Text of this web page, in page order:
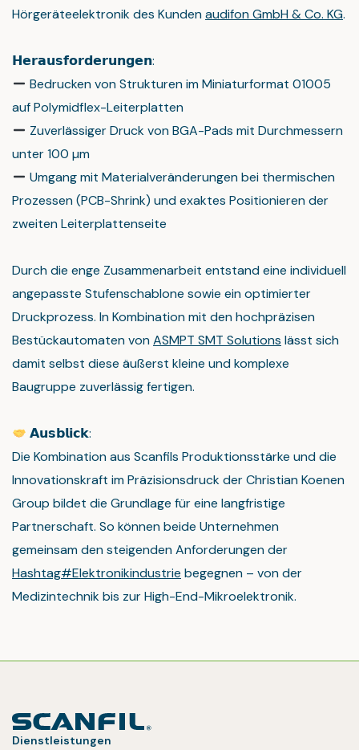
Hörgeräteelektronik des Kundenaudifon GmbH & Co. KG.
𝗛𝗲𝗿𝗮𝘂𝘀𝗳𝗼𝗿𝗱𝗲𝗿𝘂𝗻𝗴𝗲𝗻:
Bedrucken von Strukturen im Miniaturformat 01005
auf Polymidflex-Leiterplatten
Zuverlässiger Druck von BGA-Pads mit Durchmessern
unter 100 µm
Umgang mit Materialveränderungen bei thermischen
Prozessen (PCB-Shrink) und exaktes Positionieren der
zweiten Leiterplattenseite
Durch die enge Zusammenarbeit entstand eine individuell
angepasste Stufenschablone sowie ein optimierter
Druckprozess. In Kombination mit den hochpräzisen
Bestückautomaten vonASMPT SMT Solutions lässt sich
damit selbst diese äußerst kleine und komplexe
Baugruppe zuverlässig fertigen.
𝗔𝘂𝘀𝗯𝗹𝗶𝗰𝗸:
Die Kombination aus Scanfils Produktionsstärke und die
Innovationskraft im Präzisionsdruck der Christian Koenen
Group bildet die Grundlage für eine langfristige
Partnerschaft. So können beide Unternehmen
gemeinsam den steigenden Anforderungen der
Hashtag#Elektronikindustrie begegnen – von der
Medizintechnik bis zur High-End-Mikroelektronik.
Dienstleistungen